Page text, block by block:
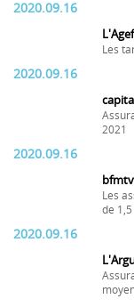
2020.09.16
Les
2020.09.16
2021
2020.09.16
Les
de 1,5
2020.09.16